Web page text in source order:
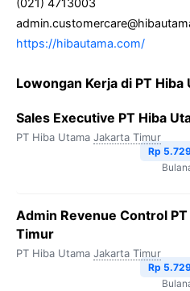
(021) 4713003
https://hibautama.com/
Lowongan Kerja di PT Hiba
Sales Executive PT Hiba
PT Hiba Utama Jakarta Timur
Rp
Admin Revenue Control
Timur
PT Hiba Utama Jakarta Timur
Rp